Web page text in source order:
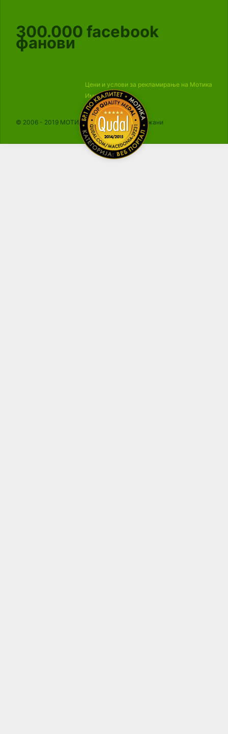
300.000 facebook
фанови
Цени и услови за рекламирање на Мотика
Импресум
© 2006 - 2019 МОТИКА, Сите права се задржани